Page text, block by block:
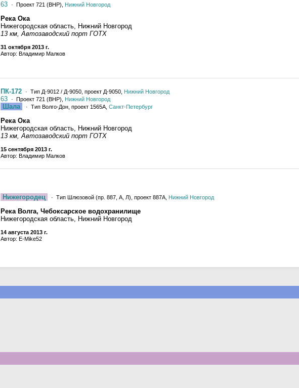
63 · Проект 721 (ВНР), Нижний Новгород
Река Ока
Нижегородская область, Нижний Новгород
13 км, Автозаводский порт ГОТХ
31 октября 2013 г.
Автор: Владимир Малков
ПК-172 · Тип Д-9012 / Д-9050, проект Д-9050, Нижний Новгород
63 · Проект 721 (ВНР), Нижний Новгород
Шала · Тип Волго-Дон, проект 1565А, Санкт-Петербург
Река Ока
Нижегородская область, Нижний Новгород
13 км, Автозаводский порт ГОТХ
15 сентября 2013 г.
Автор: Владимир Малков
Нижегородец · Тип Шлюзовой (пр. 887, А, Л), проект 887А, Нижний Новгород
Река Волга, Чебоксарское водохранилище
Нижегородская область, Нижний Новгород
14 августа 2013 г.
Автор: E-Mike52